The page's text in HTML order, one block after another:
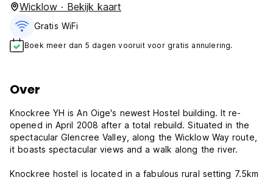
Wicklow · Bekijk kaart
Gratis WiFi
Boek meer dan 5 dagen vooruit voor gratis annulering.
Over
Knockree YH is An Oige's newest Hostel building. It re-
opened in April 2008 after a total rebuild. Situated in the
spectacular Glencree Valley, along the Wicklow Way route,
it boasts spectacular views and a walk along the river.
Knockree hostel is located in a fabulous rural setting 7.5km